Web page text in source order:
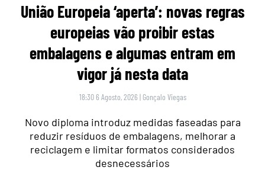
União Europeia ‘aperta’: novas regras
europeias vão proibir estas
embalagens e algumas entram em
vigor já nesta data
18:30 6 Agosto, 2026 | Gonçalo Viegas
Novo diploma introduz medidas faseadas para
reduzir resíduos de embalagens, melhorar a
reciclagem e limitar formatos considerados
desnecessários